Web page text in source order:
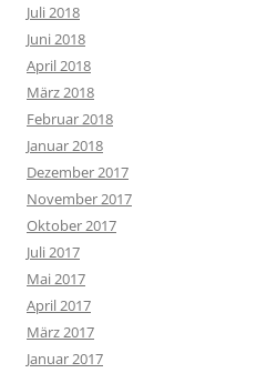
Juli 2018
Juni 2018
April 2018
März 2018
Februar 2018
Januar 2018
Dezember 2017
November 2017
Oktober 2017
Juli 2017
Mai 2017
April 2017
März 2017
Januar 2017